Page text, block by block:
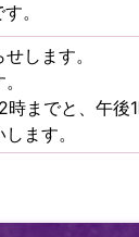
。
します。
までと、午後
ます。